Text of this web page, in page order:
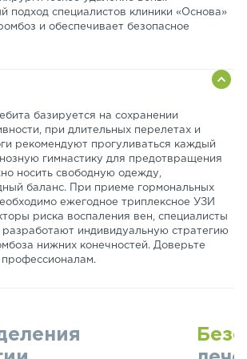
подход специалистов клиники «Основа»
и обеспечивает безопасное
базируется на сохранении
при длительных перелетах и
рекомендуют прогуливаться каждый
гимнастику для предотвращения
носить свободную одежду,
баланс. При приеме гормональных
ежегодное триплексное УЗИ
риска воспаления вен, специалисты
разработают индивидуальную стратегию
нижних конечностей. Доверьте
профессионалам.